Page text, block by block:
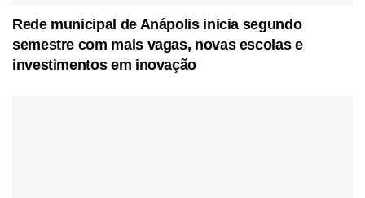
Rede municipal de Anápolis inicia segundo
semestre com mais vagas, novas escolas e
investimentos em inovação